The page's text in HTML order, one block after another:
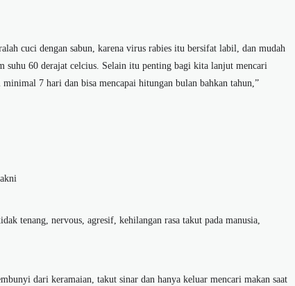
cuci dengan sabun, karena virus rabies itu bersifat labil, dan mudah
suhu 60 derajat celcius. Selain itu penting bagi kita lanjut mencari
7 hari dan bisa mencapai hitungan bulan bahkan tahun,”
tenang, nervous, agresif, kehilangan rasa takut pada manusia,
dari keramaian, takut sinar dan hanya keluar mencari makan saat